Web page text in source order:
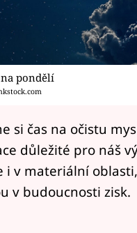
na pondělí
si čas na očistu
důležité pro náš
i v materiální
v budoucnosti zisk.